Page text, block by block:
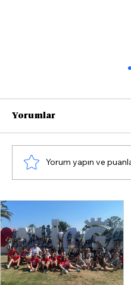
sorunlarına
Yorumlar
Yorum yapın ve